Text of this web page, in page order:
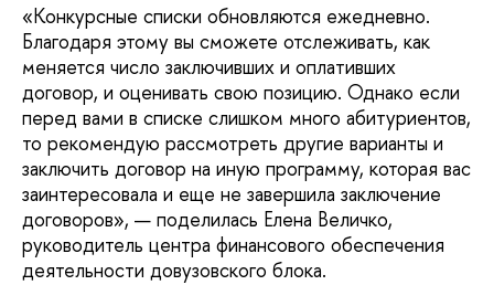
«Конкурсные списки обновляются ежедневно.
Благодаря этому вы сможете отслеживать, как
меняется число заключивших и оплативших
договор, и оценивать свою позицию. Однако если
перед вами в списке слишком много абитуриентов,
то рекомендую рассмотреть другие варианты и
заключить договор на иную программу, которая вас
заинтересовала и еще не завершила заключение
договоров», — поделилась Елена Величко,
руководитель центра финансового обеспечения
деятельности довузовского блока.